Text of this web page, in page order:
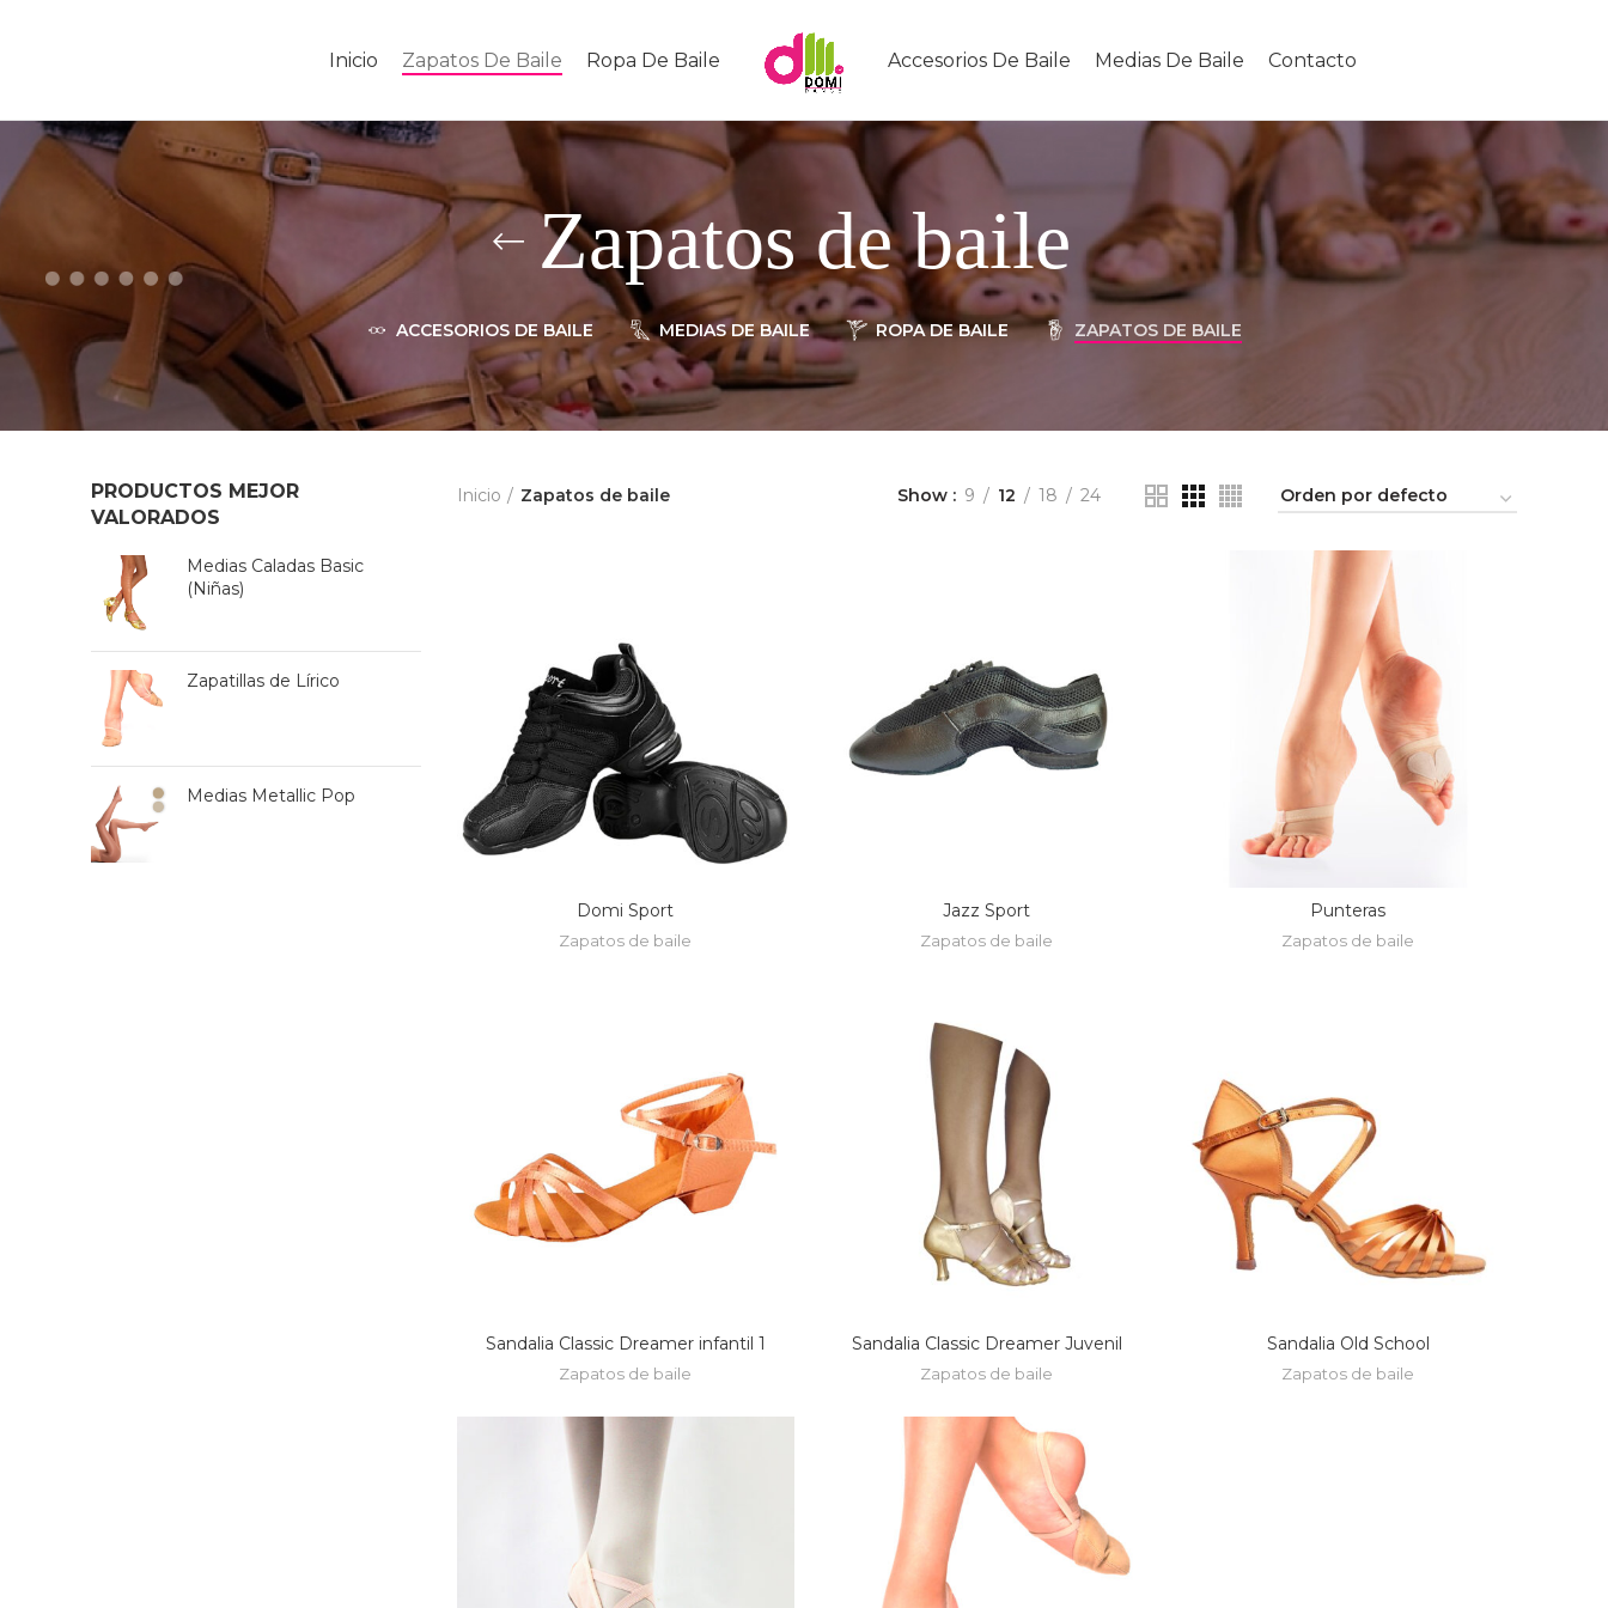
Inicio Zapatos De Baile Ropa De Baile Accesorios De Baile Medias De Baile Contacto
Zapatos de baile
ACCESORIOS DE BAILE MEDIAS DE BAILE ROPA DE BAILE ZAPATOS DE BAILE
PRODUCTOS MEJOR
VALORADOS
Medias Caladas Basic
(Niñas)
Zapatillas de Lírico
Medias Metallic Pop
Inicio Zapatos de baile Show 9 12 18 24
Domi Sport
Zapatos de baile
Jazz Sport
Zapatos de baile
Punteras
Zapatos de baile
Sandalia Classic Dreamer infantil 1
Zapatos de baile
Sandalia Classic Dreamer Juvenil
Zapatos de baile
Sandalia Old School
Zapatos de baile